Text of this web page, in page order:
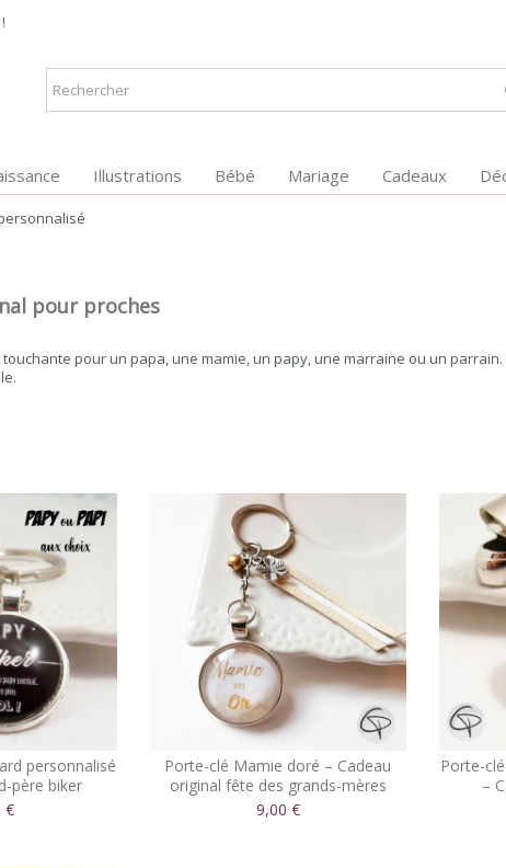
Illustrations Bébé Mariage Cadeaux
pour proches
pour un papa, une mamie, un papy, une marraine ou un
personnalisé
père biker
€
Porte-clé Mamie doré – Cadeau
original fête des grands-mères
9,00 €
Porte-
–